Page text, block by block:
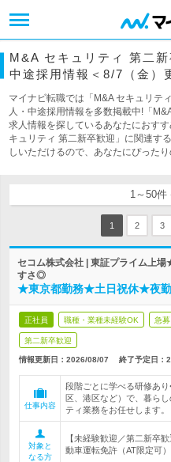
M&A セキュリティ 第二
中途採用情報＜8/7（金）
マイナビ転職では「M&A セキュリテ
人・中途採用情報を多数掲載中!「
求人情報を探しているあなたにおす
キュリティ 第二新卒歓迎」に関連す
しいただけるので、あなたにぴった
1～50件
1 2 3
セコム株式会社 | 東証プライム上
すさ◎
★東京都勤務★土日祝休★夜勤
正社員 職種・業種未経験OK 急募
第二新卒歓迎
情報更新日：2026/08/07 終了予定日：
仕事内容
段階ごとに学べる研修あ
区、港区など）で、暮ら
ティ業務をお任せします。
対象と
なる方
【未経験歓迎／第二新卒
動車運転免許（AT限定可